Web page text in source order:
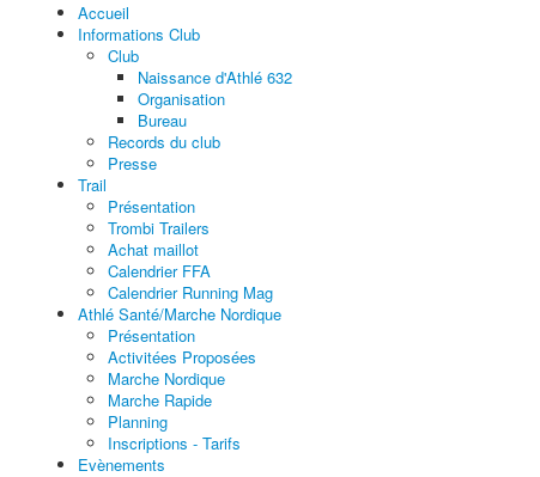
Accueil
Informations Club
Club
Naissance d'Athlé 632
Organisation
Bureau
Records du club
Presse
Trail
Présentation
Trombi Trailers
Achat maillot
Calendrier FFA
Calendrier Running Mag
Athlé Santé/Marche Nordique
Présentation
Activitées Proposées
Marche Nordique
Marche Rapide
Planning
Inscriptions - Tarifs
Evènements